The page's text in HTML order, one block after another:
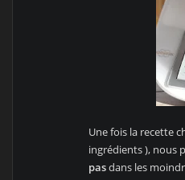
Une fois la recette
ingrédients ), nous
pasdans les